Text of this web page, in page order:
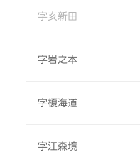
字亥新田
字岩之本
字榎海道
字江森境